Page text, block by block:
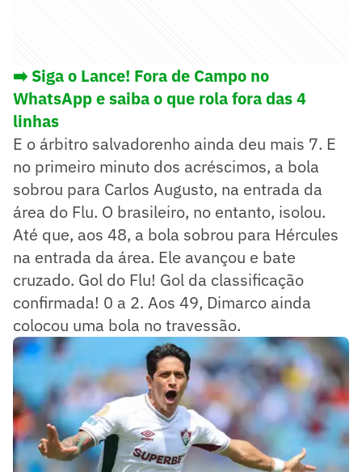
➡️ Siga o Lance! Fora de Campo no
WhatsApp e saiba o que rola fora das 4
linhas
E o árbitro salvadorenho ainda deu mais 7. E
no primeiro minuto dos acréscimos, a bola
sobrou para Carlos Augusto, na entrada da
área do Flu. O brasileiro, no entanto, isolou.
Até que, aos 48, a bola sobrou para Hércules
na entrada da área. Ele avançou e bate
cruzado. Gol do Flu! Gol da classificação
confirmada! 0 a 2. Aos 49, Dimarco ainda
colocou uma bola no travessão.